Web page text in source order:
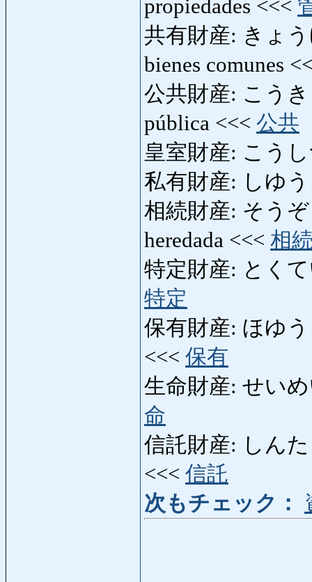
propiedades <<<
共有財産: きょ
bienes comunes
公共財産: こう
pública <<< 公共
皇室財産: こう
私有財産: しゆ
相続財産: そう
heredada <<< 相
特定財産: とくて
特定
保有財産: ほゆう
<<< 保有
生命財産: せい
命
信託財産: しん
<<< 信託
次もチェック：